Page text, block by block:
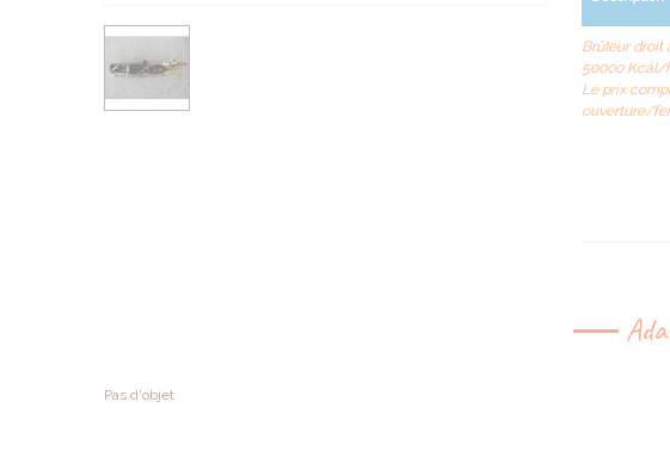
Brûleur droit
50000 Kcal/
Le prix
ouverture/
Pas d'objet